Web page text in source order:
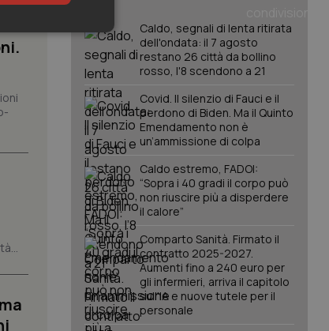
Caldo, segnali di lenta ritirata
dell'ondata: il 7 agosto
restano 26 città da bollino
rosso, l'8 scendono a 21
Covid. Il silenzio di Fauci e il
perdono di Biden. Ma il Quinto
Emendamento non è
un’ammissione di colpa
Caldo estremo, FADOI:
“Sopra i 40 gradi il corpo può
non riuscire più a disperdere
il calore”
Comparto Sanità. Firmato il
contratto 2025-2027.
Aumenti fino a 240 euro per
gli infermieri, arriva il capitolo
sull'IA e nuove tutele per il
personale
sulle pagine
le
la loro
le loro
Cookie-